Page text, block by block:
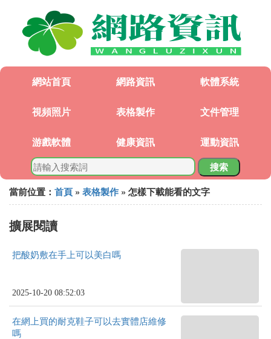
網站首頁 網路資訊 軟體系統
視頻照片 表格製作 文件管理
游戲軟體 健康資訊 運動資訊
搜索
當前位置： 首頁 » 表格製作 » 怎樣下載能看的文字
擴展閱讀
把酸奶敷在手上可以美白嗎
2025-10-20 08:52:03
在網上買的耐克鞋子可以去實體店維修
嗎